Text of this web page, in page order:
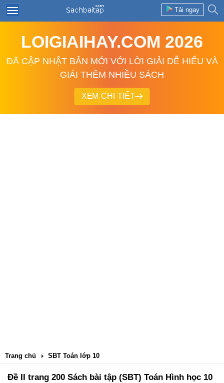
Tải ngay
LOIGIAIHAY.COM 2026
ĐÃ CẬP NHẬT BẢN MỚI VỚI LỜI GIẢI DỄ HIỂU VÀ
GIẢI THÊM NHIỀU SÁCH
XEM CHI TIẾT
Trang chủ SBT Toán lớp 10
Đề II trang 200 Sách bài tập (SBT) Toán Hình học 10